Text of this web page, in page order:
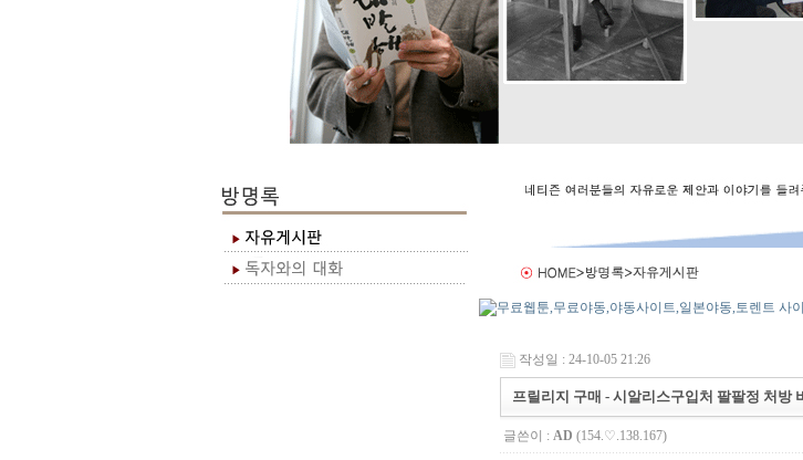
작성일 : 24-10-05 21:26
프릴리지 구매 - 시알리스구입처 팔팔정 처방
글쓴이 : AD (154.♡.138.167)